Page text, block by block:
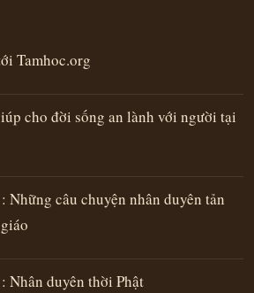
Tamhoc.org
cho đời sống an lành với người tại
câu chuyện nhân duyên tản
Nhân duyên thời Phật